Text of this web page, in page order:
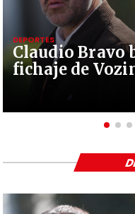
Claudio Bravo
fichaje de
DEPORTES